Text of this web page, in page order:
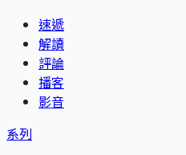
速遞
解讀
評論
播客
影音
系列